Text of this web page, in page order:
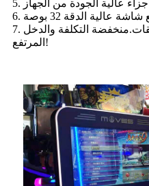
7. مجموعة واسعة من التطبيقات.منخفضة التكلفة والدخل
المرتفع!